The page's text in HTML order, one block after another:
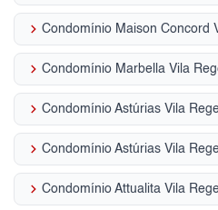
keyboard_arrow_right Condomínio Maison Concord
keyboard_arrow_right Condomínio Marbella Vila
keyboard_arrow_right Condomínio Astúrias Vila
keyboard_arrow_right Condomínio Astúrias Vila
keyboard_arrow_right Condomínio Attualita Vila